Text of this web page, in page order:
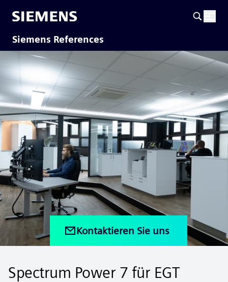
Siemens References
Kontaktieren Sie uns
Spectrum Power 7 ​für EGT